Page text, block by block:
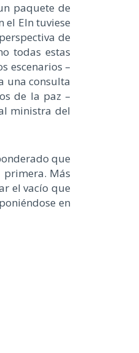
paquete de
el Eln tuviese
de
todas estas
escenarios –
una consulta
de la paz –
ministra del
que
primera. Más
el vacío que
en